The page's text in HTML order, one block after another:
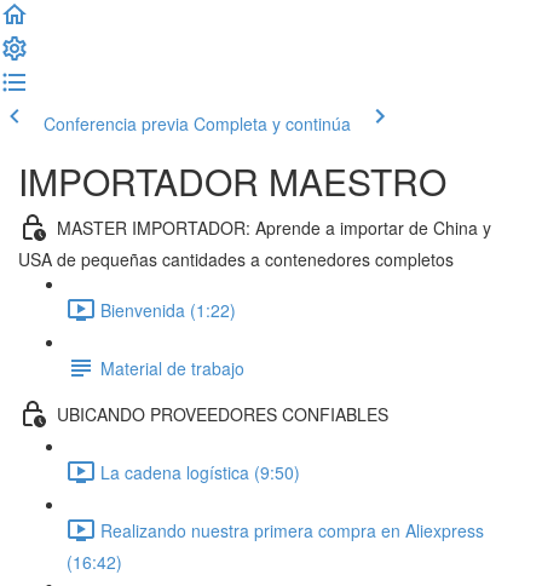
Conferencia previa Completa y continúa
IMPORTADOR MAESTRO
MASTER IMPORTADOR: Aprende a importar de China y
USA de pequeñas cantidades a contenedores completos
Bienvenida (1:22)
Material de trabajo
UBICANDO PROVEEDORES CONFIABLES
La cadena logística (9:50)
Realizando nuestra primera compra en Aliexpress
(16:42)